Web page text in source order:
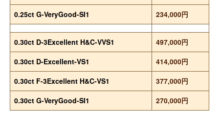
0.25ct G-VeryGood-SI1
234,000円
0.30ct D-3Excellent H&C-VVS1
497,000円
0.30ct D-Excellent-VS1
414,000円
0.30ct F-3Excellent H&C-VS1
377,000円
0.30ct G-VeryGood-SI1
270,000円